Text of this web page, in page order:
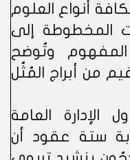
أنواع العلوم
المخطوطة إلى
وتُوضح
من أبراج المُثُل
العامة
ستة عقود أن